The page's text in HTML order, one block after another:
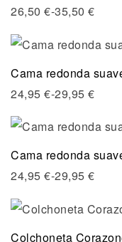
26,50 €-35,50 €
Cama redonda
24,95 €-29,95 €
Cama redonda
24,95 €-29,95 €
Colchoneta